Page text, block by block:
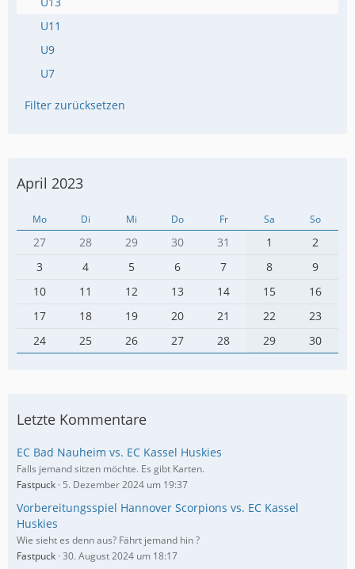
U11
U9
U7
Filter zurücksetzen
April 2023
Mo Di Mi Do Fr Sa So
27 28 29 30 31 1
2
3
4 5 6 7 8
9
10
11 12 13 14 15
16
17
18 19 20 21 22
23
24
25 26 27 28 29 30
Letzte Kommentare
EC Bad Nauheim vs. EC Kassel Huskies
Falls jemand sitzen möchte. Es gibt Karten.
Fastpuck 5. Dezember 2024 um 19:37
Vorbereitungsspiel Hannover Scorpions vs. EC Kassel
Huskies
Wie sieht es denn aus? Fährt jemand hin ?
Fastpuck 30. August 2024 um 18:17